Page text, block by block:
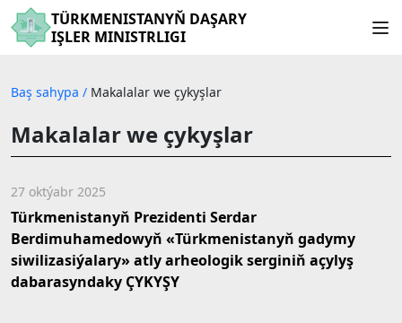
TÜRKMENISTANYŇ DAŞARY
IŞLER MINISTRLIGI
Baş sahypa / Makalalar we çykyşlar
Makalalar we çykyşlar
27 oktýabr 2025
Türkmenistanyň Prezidenti Serdar
Berdimuhamedowyň «Türkmenistanyň gadymy
siwilizasiýalary» atly arheologik serginiň açylyş
dabarasyndaky ÇYKYŞY